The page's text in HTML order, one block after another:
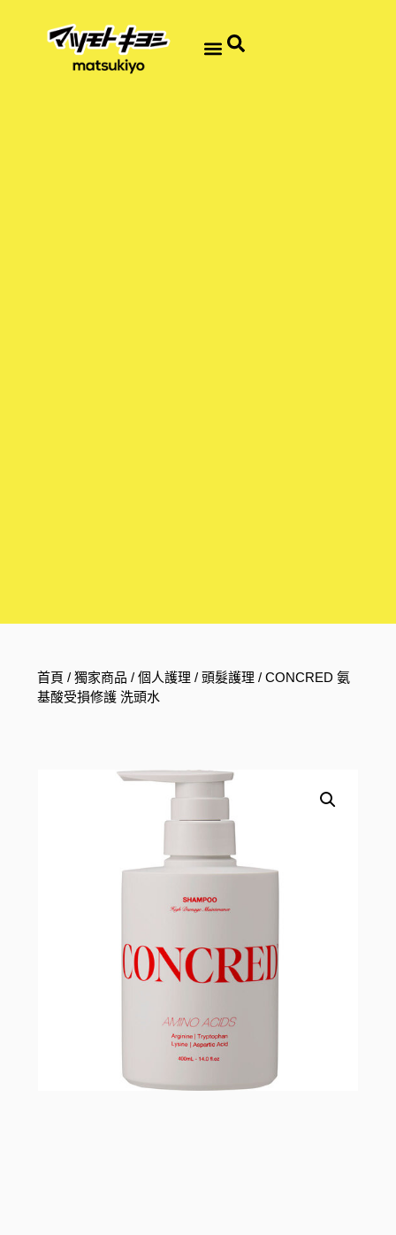
首頁 /獨家商品 /個人護理 /頭髮護理 / CONCRED 氨
基酸受損修護 洗頭水